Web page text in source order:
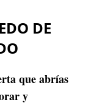
DE
que abrías
y